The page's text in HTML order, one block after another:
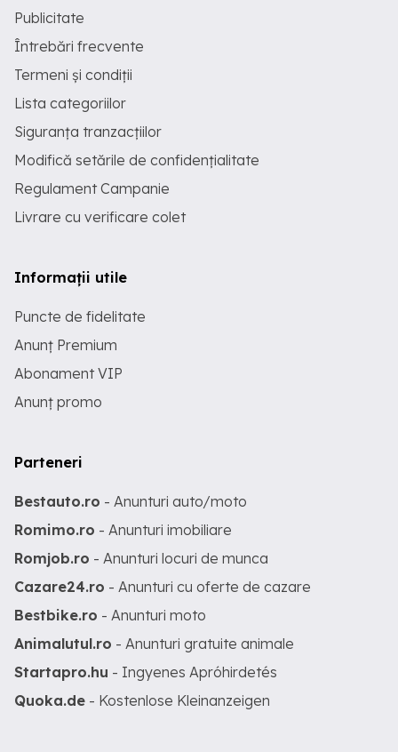
Publicitate
Întrebări frecvente
Termeni și condiții
Lista categoriilor
Siguranța tranzacțiilor
Modifică setările de confidențialitate
Regulament Campanie
Livrare cu verificare colet
Informații utile
Puncte de fidelitate
Anunț Premium
Abonament VIP
Anunț promo
Parteneri
Bestauto.ro - Anunturi auto/moto
Romimo.ro - Anunturi imobiliare
Romjob.ro - Anunturi locuri de munca
Cazare24.ro - Anunturi cu oferte de cazare
Bestbike.ro - Anunturi moto
Animalutul.ro - Anunturi gratuite animale
Startapro.hu - Ingyenes Apróhirdetés
Quoka.de - Kostenlose Kleinanzeigen